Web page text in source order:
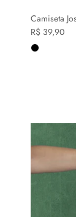
Camiseta
R$ 39,90